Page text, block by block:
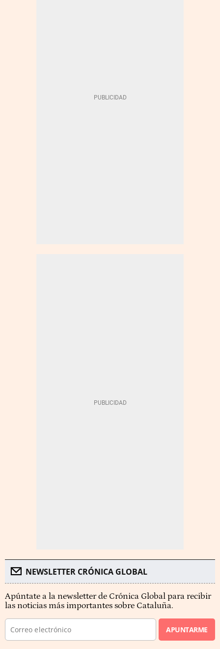
NEWSLETTER CRÓNICA GLOBAL
Apúntate a la newsletter de Crónica Global para recibir
las noticias más importantes sobre Cataluña.
APUNTARME